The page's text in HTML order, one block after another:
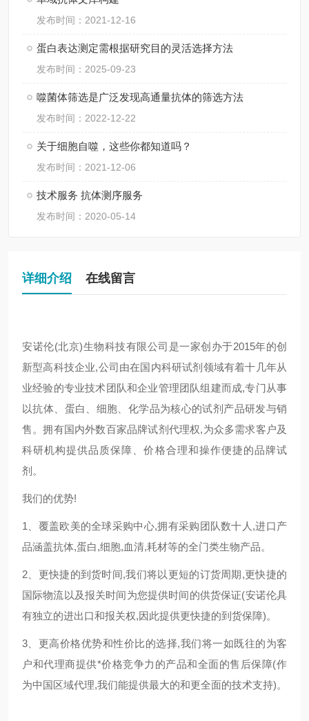
发布时间：2021-12-16
蛋白表达测定需根据研究目的灵活选择方法
发布时间：2025-09-23
噬菌体筛选是广泛发现高通量抗体的筛选方法
发布时间：2022-12-22
关于细胞自噬，这些你都知道吗？
发布时间：2021-12-06
技术服务 抗体测序服务
发布时间：2020-05-14
详细介绍 在线留言
安诺伦(北京)生物科技有限公司是一家创办于2015年的创
新型高科技企业,公司由在国内科研试剂领域有着十几年从
业经验的专业技术团队和企业管理团队组建而成,专门从事
以抗体、蛋白、细胞、化学品为核心的试剂产品研发与销
售。拥有国内外数百家品牌试剂代理权,为众多需求客户及
科研机构提供品质保障、价格合理和操作便捷的品牌试
剂。
我们的优势!
1、覆盖欧美的全球采购中心,拥有采购团队数十人,进口产
品涵盖抗体,蛋白,细胞,血清,耗材等的全门类生物产品。
2、更快捷的到货时间,我们将以更短的订货周期,更快捷的
国际物流以及报关时间为您提供时间的供货保证(安诺伦具
有独立的进出口和报关权,因此提供更快捷的到货保障)。
3、更高价格优势和性价比的选择,我们将一如既往的为客
户和代理商提供*价格竞争力的产品和全面的售后保障(作
为中国区域代理,我们能提供最大的和更全面的技术支持)。